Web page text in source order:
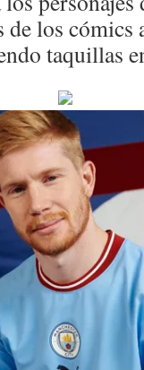
de los cómics
taquillas